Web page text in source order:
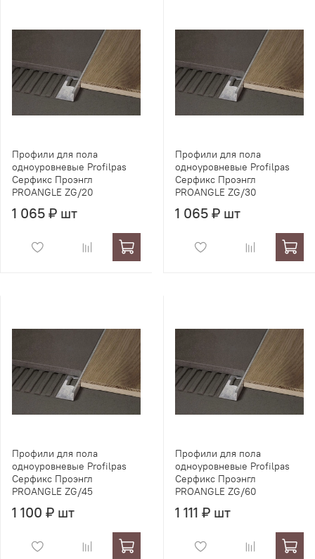
Профили для пола
одноуровневые Profilpas
Серфикс Проэнгл
PROANGLE ZG/20
1 065 ₽ шт
Профили для пола
одноуровневые Profilpas
Серфикс Проэнгл
PROANGLE ZG/30
1 065 ₽ шт
Профили для пола
одноуровневые Profilpas
Серфикс Проэнгл
PROANGLE ZG/45
1 100 ₽ шт
Профили для пола
одноуровневые Profilpas
Серфикс Проэнгл
PROANGLE ZG/60
1 111 ₽ шт